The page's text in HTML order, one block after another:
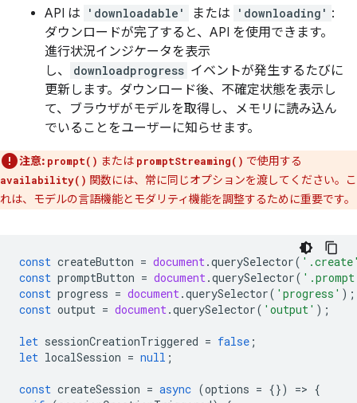
API は 'downloadable' または 'downloading' :
ダウンロードが完了すると、API を使用できます。
進行状況インジケータを表示
し、
downloadprogress イベントが発生するたびに
更新します。ダウンロード後、不確定状態を表示し
て、ブラウザがモデルを取得し、メモリに読み込ん
でいることをユーザーに知らせます。
注意: prompt() または promptStreaming() で使用する
availability() 関数には、常に同じオプションを渡してください。こ
れは、モデルの言語機能とモダリティ機能を調整するために重要です。
const createButton = document.querySelector(
const promptButton = document.querySelector(
const progress = document.querySelector( 'progress' );
const output = document.querySelector( 'output' );
let sessionCreationTriggered = false ;
let localSession = null ;
const createSession = async (options = {}) => {